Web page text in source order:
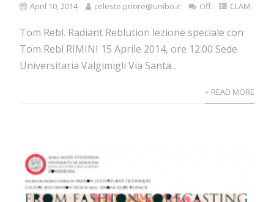
April 10, 2014 celeste.priore@unibo.it Off CLAM
Tom Rebl. Radiant Reblution lezione speciale con
Tom Rebl RIMINI 15 Aprile 2014, ore 12:00 Sede
Universitaria Valgimigli Via Santa...
+ READ MORE